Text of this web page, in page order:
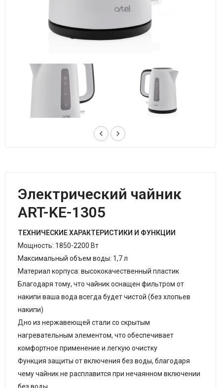
keyboard_arrow_left keyboard_arrow_right
Электрический чайник
ART-KE-1305
ТЕХНИЧЕСКИЕ ХАРАКТЕРИСТИКИ И ФУНКЦИИ
Мощность: 1850-2200 Вт
Максимальный объем воды: 1,7 л
Материал корпуса: высококачественный пластик
Благодаря тому, что чайник оснащен фильтром от
накипи ваша вода всегда будет чистой (без хлопьев
накипи)
Дно из нержавеющей cтали со скрытым
нагревательным элементом, что обеспечивает
комфортное применение и легкую очистку
Функция защиты от включения без воды, благодаря
чему чайник не расплавится при нечаянном включении